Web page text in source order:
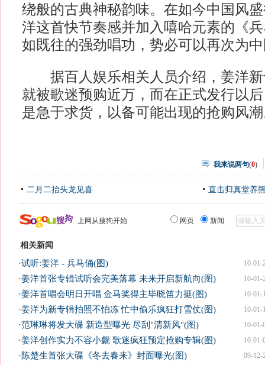
绕般的古典神秘韵味。在如今中国风
洋这首快节奏感并加入嘻哈元素的《
如既往的强劲唱功，势必可以再次为
据百人娱乐相关人员介绍，姜洋新
就被歌迷预购近万，而在正式发行以
是急于求货，以备可能出现的抢购风
我来说两句(0)
二月二抬头龙见喜 直击归真堂养
上网从搜狗开始 网页 新闻
相关新闻
10-01-
·试听:姜洋 - 兵马俑(图)
10-01-
·姜洋首张专辑试听会完美落幕 未来开启新航向(图)
10-01-
·姜洋首唱会明日开唱 金马奖得主毕晓笛力挺(图)
10-01-
·姜洋为新专辑拍照不怕冻 忙中偷乐疯狂打雪仗(图)
10-01-
·范琳琳将发大碟 新造型曝光 尽刮"清新风"(图)
10-01-
·姜洋创作实力不容小觑 歌迷疯狂预定抢购专辑(图)
09-12-
·陈楚生首张大碟《冬去春来》封面曝光(图)